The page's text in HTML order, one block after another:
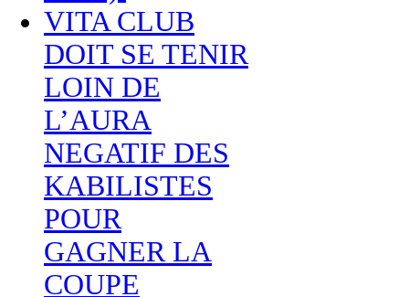
VITA CLUB
DOIT SE TENIR
LOIN DE
L’AURA
NEGATIF DES
KABILISTES
POUR
GAGNER LA
COUPE